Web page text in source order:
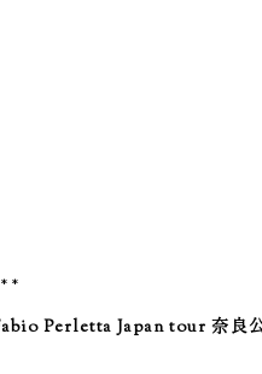
Perletta Japan tour 奈良